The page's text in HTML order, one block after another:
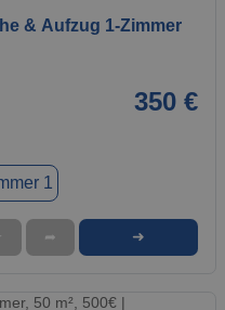
& Aufzug 1-Zimmer
350 €
1
➦ ➜